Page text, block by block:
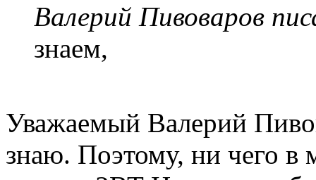
Валерий Пивоваров
знаем,
Уважаемый Валерий
знаю. Поэтому, ни чего в